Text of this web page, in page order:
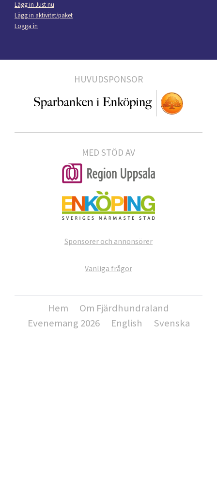
Lägg in Just nu
Lägg in aktivitet/paket
Logga in
HUVUDSPONSOR
MED STÖD AV
Sponsorer och annonsörer
Vanliga frågor
Hem
Om Fjärdhundraland
Evenemang 2026
English Svenska